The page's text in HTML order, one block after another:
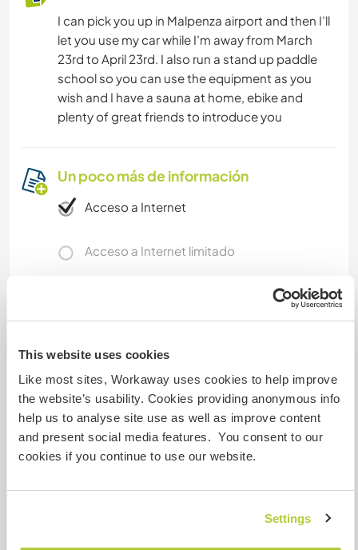
This website uses cookies
Like most sites, Workaway uses cookies to help improve
the website’s usability. Cookies providing anonymous info
help us to analyse site use as well as improve content
and present social media features. You consent to our
cookies if you continue to use our website.
Settings
I can pick you up in Malpenza airport and then I’ll
let you use my car while I’m away from March
23rd to April 23rd. I also run a stand up paddle
school so you can use the equipment as you
wish and I have a sauna at home, ebike and
plenty of great friends to introduce you
Un poco más de información
Acceso a Internet
Acceso a Internet limitado
Puede alojar familias
Puede acoger a nómadas
digitales
Este anfitrión ha indicado que le encanta acoger